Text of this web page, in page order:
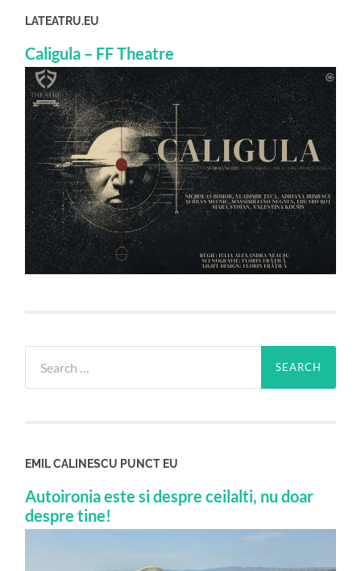
LATEATRU.EU
Caligula – FF Theatre
for:
EMIL CALINESCU PUNCT EU
Autoironia este si despre ceilalti, nu doar
despre tine!